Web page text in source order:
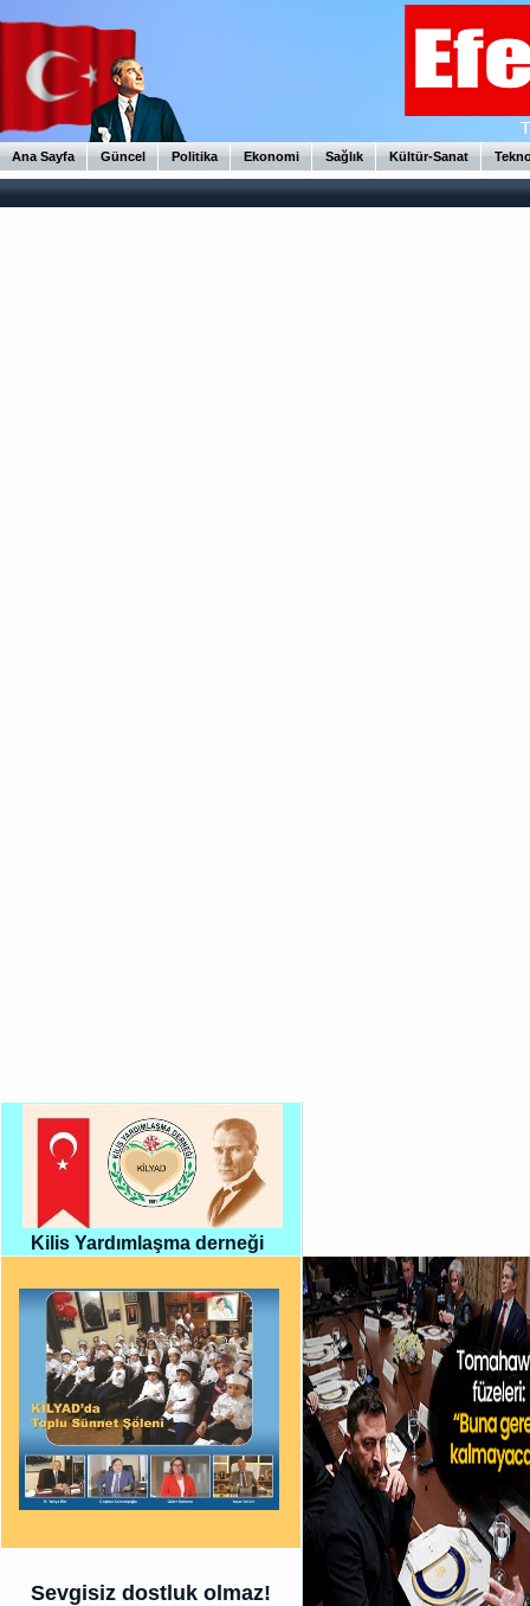
Ana Sayfa Güncel Politika Ekonomi Sağlık Kültür-Sanat
Kilis Yardımlaşma derneği
Sevgisiz dostluk olmaz!